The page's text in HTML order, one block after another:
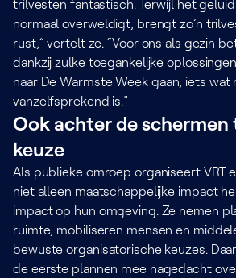
trilvesten fantastisch. Terwijl het
normaal overweldigt, brengt zo’n
rust,” vertelt ze. “Voor ons als gezin
dankzij zulke toegankelijke
naar De Warmste Week gaan, iets wat
vanzelfsprekend is.”
Ook achter de
keuze
Als publieke omroep organiseert VRT
niet alleen maatschappelijke impact
impact op hun omgeving. Ze nemen
ruimte, mobiliseren mensen en
bewuste organisatorische keuzes.
de eerste plannen mee nagedacht